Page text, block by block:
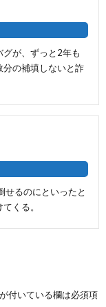
グが、ずっと2年も
の補填しないと詐
せるのにといったと
くる。
が付いている欄は必須項